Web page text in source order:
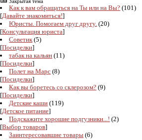
Закрытая тема
Как к вам обращаться на Ты или на Вы? (101)
[Давайте знакомиться!]
Юристы. Помогаем друг другу. (20)
[Консультация юриста]
Советик (5)
[Посиделки]
табак на кальян (11)
[Посиделки]
Полет на Марс (8)
[Посиделки]
Как вы боретесь со склерозом? (9)
[Посиделки]
Детские каши (119)
[Детское питание]
Подскажите хорошие подгузники...! (2)
[Выбор товаров]
Заинтересовавшие товары (6)